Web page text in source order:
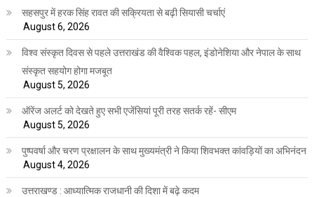
सहसपुर में हरक सिंह रावत की सक्रियता से बढ़ी सियासी चर्चाएं
August 6, 2026
विश्व संस्कृत दिवस से पहले उत्तराखंड की वैश्विक पहल, इंडोनेशिया और नेपाल के साथ
संस्कृत सहयोग होगा मजबूत
August 5, 2026
ऑरेंज अलर्ट को देखते हुए सभी एजेंसियां पूरी तरह सतर्क रहें- सीएम
August 5, 2026
पुष्पवर्षा और चरण प्रक्षालन के साथ मुख्यमंत्री ने किया शिवभक्त कांवड़ियों का अभिनंदन
August 4, 2026
उत्तराखण्ड : आध्यात्मिक राजधानी की दिशा में बढ़े कदम